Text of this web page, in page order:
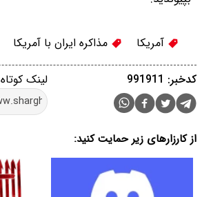
آمریکا مذاکره ایران با آمریکا
لینک کوتاه کدخبر: 991911
از کارزارهای زیر حمایت کنید: